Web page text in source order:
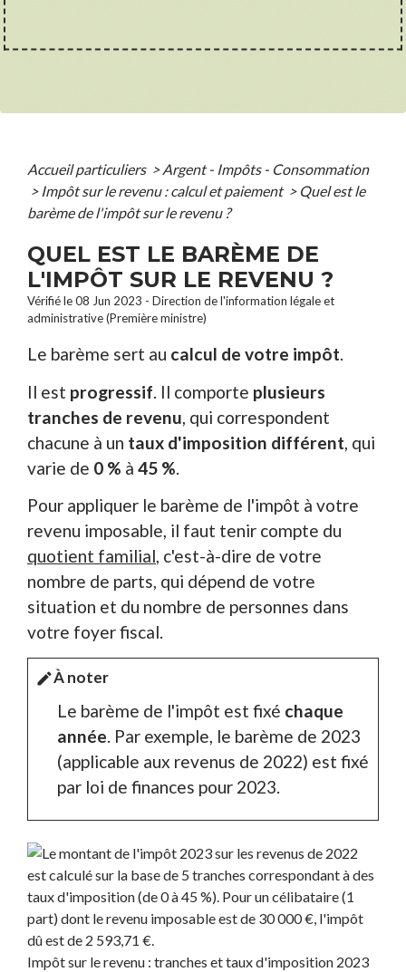
Accueil particuliers > Argent - Impôts - Consommation
> Impôt sur le revenu : calcul et paiement > Quel est le
barème de l'impôt sur le revenu ?
QUEL EST LE BARÈME DE
L'IMPÔT SUR LE REVENU ?
Vérifié le 08 Jun 2023 - Direction de l'information légale et
administrative (Première ministre)
Le barème sert au calcul de votre impôt.
Il est progressif. Il comporte plusieurs
tranches de revenu, qui correspondent
chacune à un taux d'imposition différent, qui
varie de 0 % à 45 %.
Pour appliquer le barème de l'impôt à votre
revenu imposable, il faut tenir compte du
quotient familial, c'est-à-dire de votre
nombre de parts, qui dépend de votre
situation et du nombre de personnes dans
votre foyer fiscal.
editÀ noter
Le barème de l'impôt est fixé chaque
année. Par exemple, le barème de 2023
(applicable aux revenus de 2022) est fixé
par loi de finances pour 2023.
Impôt sur le revenu : tranches et taux d'imposition 2023